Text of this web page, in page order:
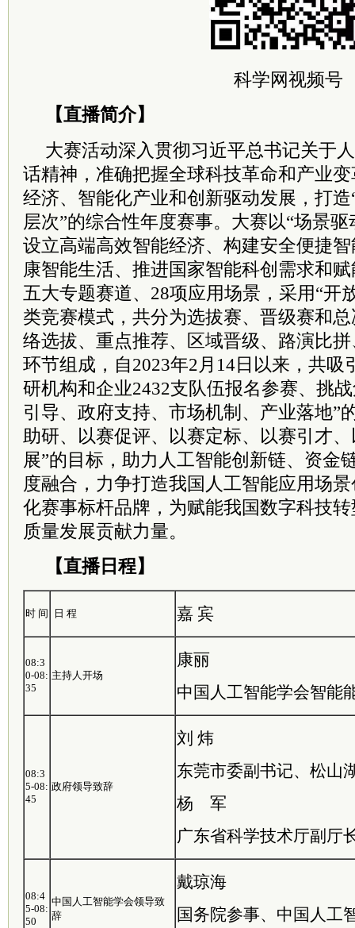
科学网视频号
【直播简介】
大赛活动深入贯彻习近平总书记关于
话精神，准确把握全球科技革命和产业
经济、智能化产业和创新驱动发展，打
层次”的综合性年度赛事。大赛以“场景
设立高端高效智能经济、构建安全便捷
康智能生活、推进国家智能科创需求和
五大专题赛道、28项应用场景，采用“开
类竞赛模式，共分为选拔赛、晋级赛和
络选拔、重点推荐、区域晋级、路演比
环节组成，自2023年2月14日以来，共吸
研机构和企业2432支队伍报名参赛、挑
引导、政府支持、市场机制、产业落地”
助研、以赛促评、以赛定标、以赛引才
展”的目标，助力人工智能创新链、资金
度融合，力争打造我国人工智能应用场
化赛事标杆品牌，为赋能我国数字科技
质量发展贡献力量。
【直播日程】
时 间 日 程 嘉 宾
08:3
0-08:
35
主持人开场
康丽
中国人工智能学会智能
08:3
5-08:
45
政府领导致辞
刘 炜
东莞市委副书记、松山
杨 军
广东省科学技术厅副厅
08:4
5-08:
50
中国人工智能学会领导致
辞
戴琼海
国务院参事、中国人工